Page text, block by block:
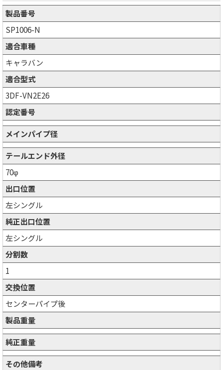
製品番号
SP1006-N
適合車種
キャラバン
適合型式
3DF-VN2E26
認定番号
メインパイプ径
テールエンド外径
70φ
出口位置
左シングル
純正出口位置
左シングル
分割数
1
交換位置
センターパイプ後
製品重量
純正重量
その他備考